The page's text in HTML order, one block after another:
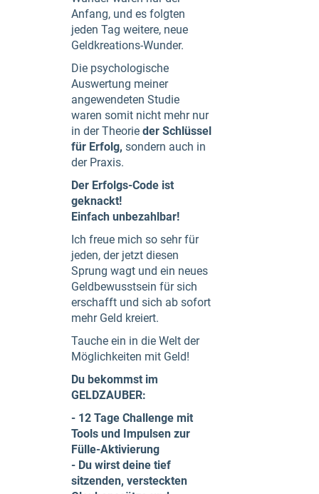
Anfang, und es folgten
jeden Tag weitere, neue
Geldkreations-Wunder.
Die psychologische
Auswertung meiner
angewendeten Studie
waren somit nicht mehr nur
in der Theorie der Schlüssel
für Erfolg, sondern auch in
der Praxis.
Der Erfolgs-Code ist
geknackt!
Einfach unbezahlbar!
Ich freue mich so sehr für
jeden, der jetzt diesen
Sprung wagt und ein neues
Geldbewusstsein für sich
erschafft und sich ab sofort
mehr Geld kreiert.
Tauche ein in die Welt der
Möglichkeiten mit Geld!
Du bekommst im
GELDZAUBER:
- 12 Tage Challenge mit
Tools und Impulsen zur
Fülle-Aktivierung
- Du wirst deine tief
sitzenden, versteckten